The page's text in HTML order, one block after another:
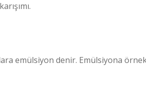
emülsiyon denir. Emülsiyona